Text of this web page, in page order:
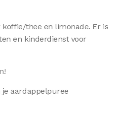
koffie/thee en limonade. Er is
en kinderdienst voor
je aardappelpuree